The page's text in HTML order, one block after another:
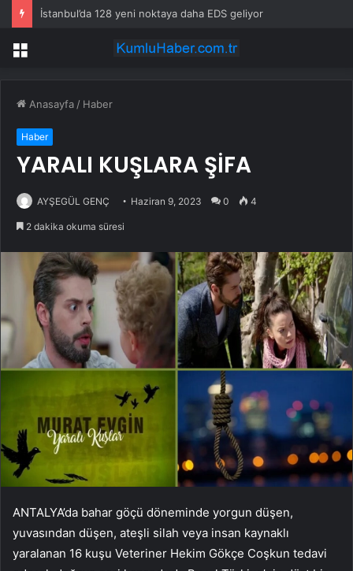
İstanbul’da 128 yeni noktaya daha EDS geliyor
Menü
Anasayfa / Haber
Haber
YARALI KUŞLARA ŞİFA
AYŞEGÜL GENÇ Haziran 9, 2023 0 4
2 dakika okuma süresi
ANTALYA’da bahar göçü döneminde yorgun düşen,
yuvasından düşen, ateşli silah veya insan kaynaklı
yaralanan 16 kuşu Veteriner Hekim Gökçe Coşkun tedavi